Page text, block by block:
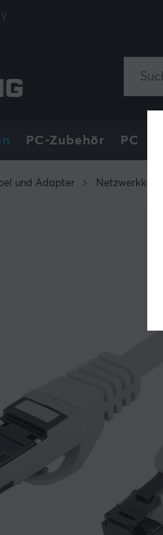
PC-Zubehör PC
und Adapter Netzwerkkabel